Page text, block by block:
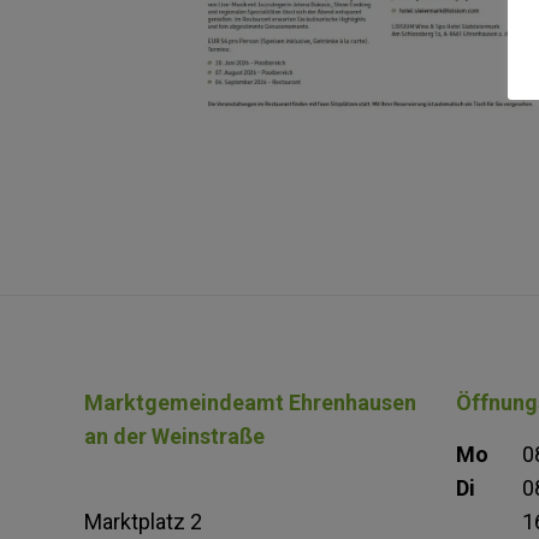
Marktgemeindeamt Ehrenhausen
an der Weinstraße
Marktplatz 2
Mo
Di